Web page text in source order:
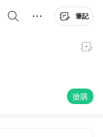
筆記
搶購